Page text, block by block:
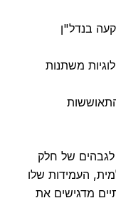
משתנות
של חלק
שלו
את